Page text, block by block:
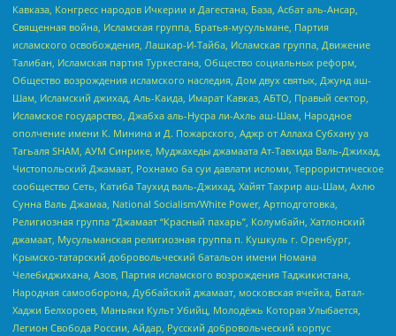
Кавказа, Конгресс народов Ичкерии и Дагестана, База, Асбат аль-Ансар,
Священная война, Исламская группа, Братья-мусульмане, Партия
исламского освобождения, Лашкар-И-Тайба, Исламская группа, Движение
Талибан, Исламская партия Туркестана, Общество социальных реформ,
Общество возрождения исламского наследия, Дом двух святых, Джунд аш-
Шам, Исламский джихад, Аль-Каида, Имарат Кавказ, АБТО, Правый сектор,
Исламское государство, Джабха аль-Нусра ли-Ахль аш-Шам, Народное
ополчение имени К. Минина и Д. Пожарского, Аджр от Аллаха Субхану уа
Тагьаля SHAM, АУМ Синрике, Муджахеды джамаата Ат-Тавхида Валь-Джихад,
Чистопольский Джамаат, Рохнамо ба суи давлати исломи, Террористическое
сообщество Сеть, Катиба Таухид валь-Джихад, Хайят Тахрир аш-Шам, Ахлю
Сунна Валь Джамаа, National Socialism/White Power, Артподготовка,
Религиозная группа “Джамаат “Красный пахарь”, Колумбайн, Хатлонский
джамаат, Мусульманская религиозная группа п. Кушкуль г. Оренбург,
Крымско-татарский добровольческий батальон имени Номана
Челебиджихана, Азов, Партия исламского возрождения Таджикистана,
Народная самооборона, Дуббайский джамаат, московская ячейка, Батал-
Хаджи Белхороев, Маньяки Культ Убийц, Молодёжь Которая Улыбается,
Легион Свобода России, Айдар, Русский добровольческий корпус